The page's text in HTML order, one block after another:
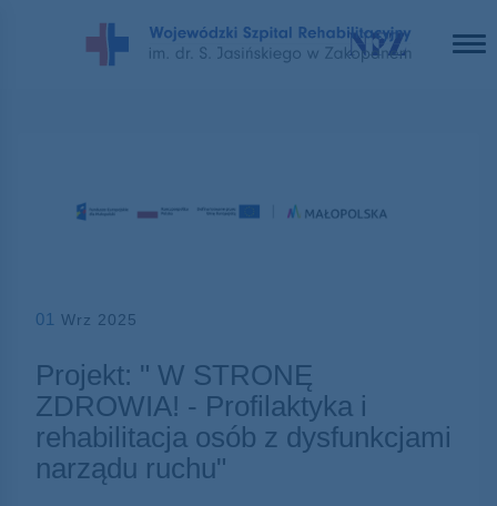
01 Wrz 2025
Projekt: " W STRONĘ
ZDROWIA! - Profilaktyka i
rehabilitacja osób z dysfunkcjami
narządu ruchu"